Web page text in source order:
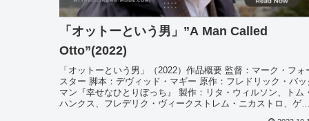
「オットーという男」”A Man Called
Otto”(2022)
「オットーという男」（2022）作品概要 監督：マーク・フォ
スター 脚本：デヴィッド・マギー 原作：フレドリック・バッ
マン『幸せなひとりぼっち』 製作：リタ・ウィルソン、トム
ハンクス、フレデリク・ヴィークストレム・ニカストロ、ゲ